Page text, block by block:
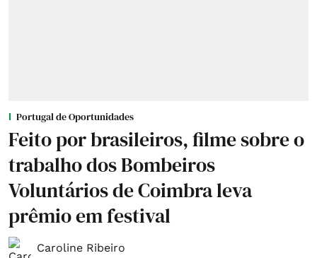
Portugal de Oportunidades
Feito por brasileiros, filme sobre o
trabalho dos Bombeiros
Voluntários de Coimbra leva
prêmio em festival
Caroline Ribeiro